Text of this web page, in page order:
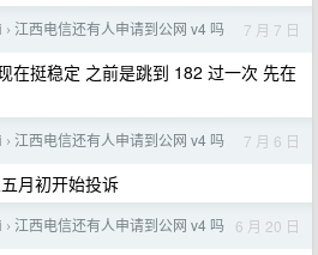
› 江西电信还有人申请到公网 v4 吗 7 月 7 日
在挺稳定 之前是跳到 182 过一次 先在
› 江西电信还有人申请到公网 v4 吗 7 月 6 日
月初开始投诉
› 江西电信还有人申请到公网 v4 吗 6 月 20 日